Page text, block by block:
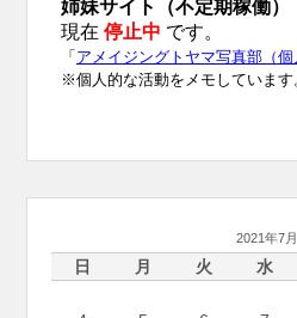
2021年7月
日 月 火 水